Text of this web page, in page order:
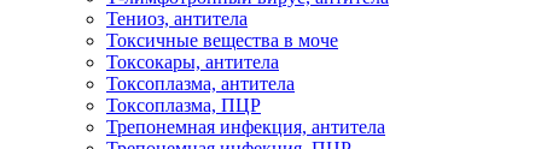
Тениоз, антитела
Токсичные вещества в моче
Токсокары, антитела
Токсоплазма, антитела
Токсоплазма, ПЦР
Трепонемная инфекция, антитела